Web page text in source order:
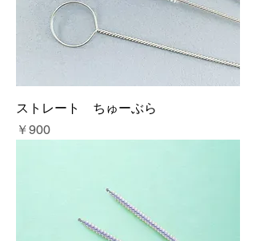
ストレート ちゅーぶら
価格
￥900